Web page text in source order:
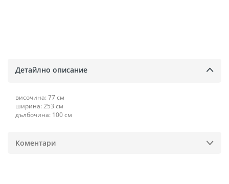
Детайлно описание
височина: 77 см
ширина: 253 см
дълбочина: 100 см
Коментари